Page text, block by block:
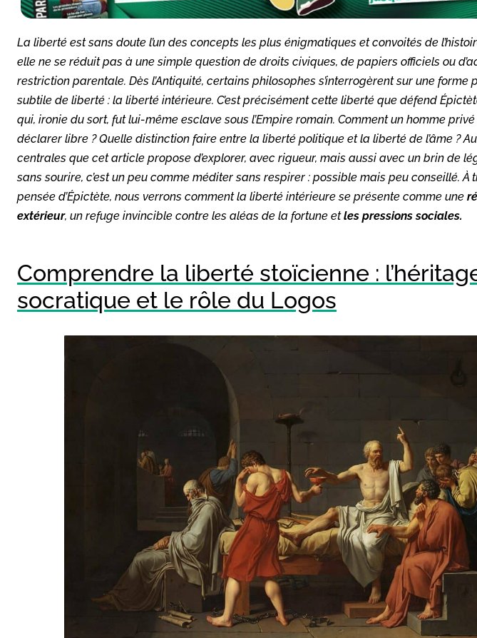
La liberté est sans doute l’un des concepts les plus énigmatiques et convoités de
elle ne se réduit pas à une simple question de droits civiques, de papiers officiels ou
restriction parentale. Dès l’Antiquité, certains philosophes s’interrogèrent sur une forme
subtile de liberté : la liberté intérieure. C’est précisément cette liberté que défend
qui, ironie du sort, fut lui-même esclave sous l’Empire romain. Comment un homme
déclarer libre ? Quelle distinction faire entre la liberté politique et la liberté de l’âme ?
centrales que cet article propose d’explorer, avec rigueur, mais aussi avec un brin de
sans sourire, c’est un peu comme méditer sans respirer : possible mais peu conseillé. À
pensée d’Épictète, nous verrons comment la liberté intérieure se présente comme une
extérieur, un refuge invincible contre les aléas de la fortune etles pressions sociales.
Comprendre la liberté stoïcienne :
socratique et le rôle du Logos